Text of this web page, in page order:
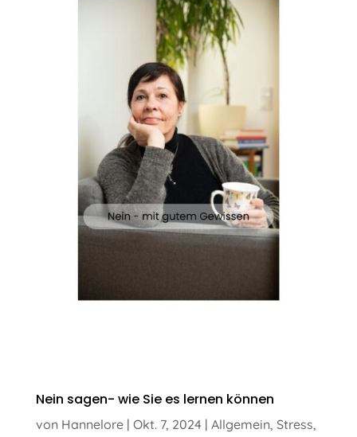
Nein sagen- wie Sie es lernen können
von Hannelore| Okt. 7, 2024 | Allgemein, Stress,